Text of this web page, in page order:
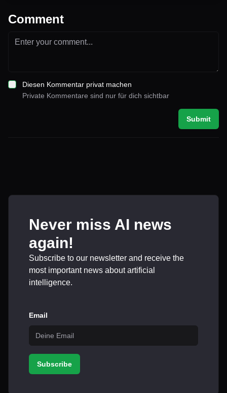
Comment
Diesen Kommentar privat machen
Private Kommentare sind nur für dich sichtbar
Submit
Never miss AI news
again!
Subscribe to our newsletter and receive the
most important news about artificial
intelligence.
Email
Subscribe